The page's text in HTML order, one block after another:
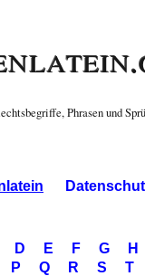
Phrasen und
D E F G H
P Q R S T